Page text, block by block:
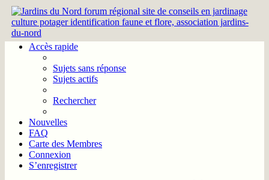
Accès rapide
Sujets sans réponse
Sujets actifs
Rechercher
Nouvelles
FAQ
Carte des Membres
Connexion
S’enregistrer